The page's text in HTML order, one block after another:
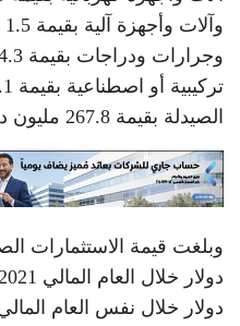
الصيدلة بقيمة 267.8 مليون دولار.